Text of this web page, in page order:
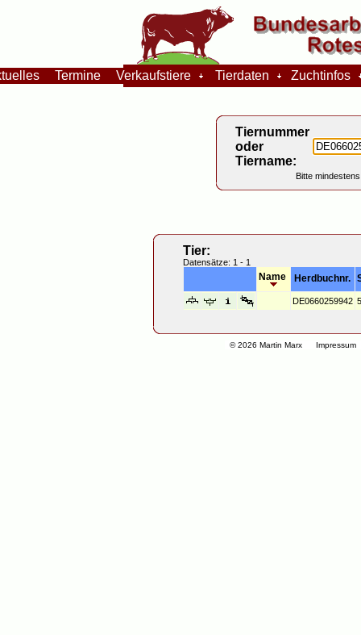
© 2026 Martin Marx Impressum
Termine Verkaufstiere Tierdaten Zuchtinfos
Tiernummer
oder
Tiername:
Bitte
Tier:
Datensätze: 1 - 1
Name Herdbuchnr.
DE0660259942